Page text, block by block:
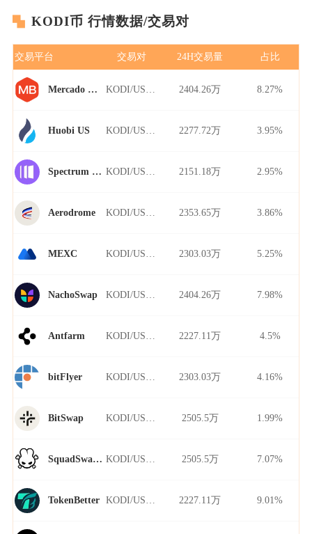
KODI币 行情数据/交易对
交易平台 交易对 24H交易量 占比
Mercado Bitcoin 2404.26万 8.27%
Huobi US 2277.72万 3.95%
Spectrum Finance 2151.18万 2.95%
Aerodrome 2353.65万 3.86%
MEXC 2303.03万 5.25%
NachoSwap 2404.26万 7.98%
Antfarm 2227.11万 4.5%
bitFlyer 2303.03万 4.16%
BitSwap 2505.5万 1.99%
SquadSwap Dynamo 2505.5万 7.07%
TokenBetter 2227.11万 9.01%